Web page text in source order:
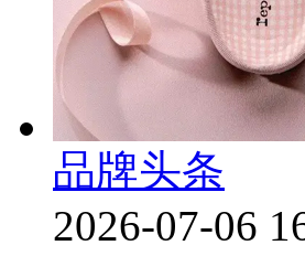
品牌头条
2026-07-06